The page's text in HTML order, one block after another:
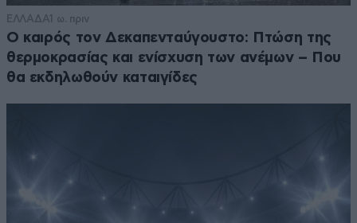
ΕΛΛΑΔΑ1 ω. πριν
Ο καιρός τον Δεκαπενταύγουστο: Πτώση της
θερμοκρασίας και ενίσχυση των ανέμων – Που
θα εκδηλωθούν καταιγίδες